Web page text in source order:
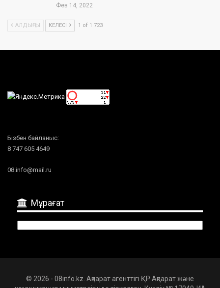
Фев 14, 2022
АЛДЫҢҒЫ КЕЛЕСІ 1 of 1 723
Бізбен байланыс:
8 747 605 4649
08.info@mail.ru
Мұрағат
© 2026 - 08info.kz. Ақпарат агенттігі ҚР Ақпарат және